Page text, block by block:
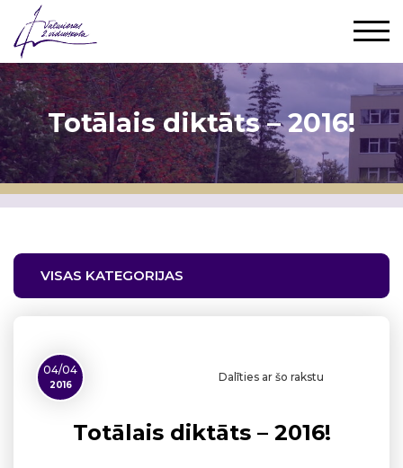
Totālais diktāts – 2016!
VISAS KATEGORIJAS
04/04
2016
Dalīties ar šo rakstu
Totālais diktāts – 2016!